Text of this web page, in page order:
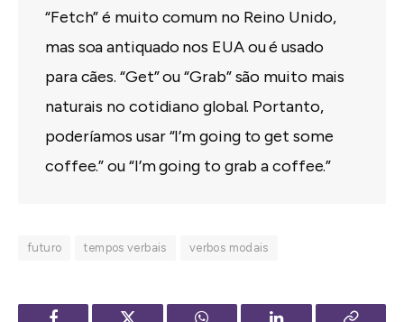
“Fetch” é muito comum no Reino Unido,
mas soa antiquado nos EUA ou é usado
para cães. “Get” ou “Grab” são muito mais
naturais no cotidiano global. Portanto,
poderíamos usar “I’m going to get some
coffee.” ou “I’m going to grab a coffee.”
futuro tempos verbais verbos modais